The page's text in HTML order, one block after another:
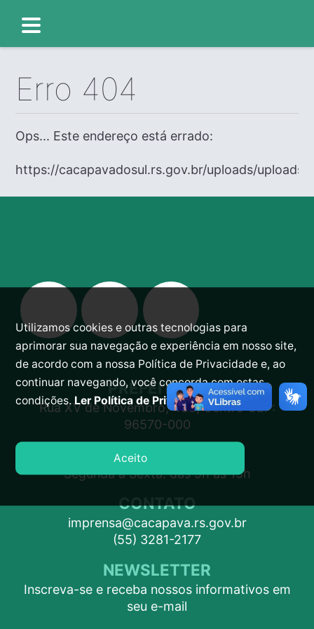
Erro 404
Ops... Este endereço está errado:
https://cacapavadosul.rs.gov.br/uploads/uploads/
PREFEITURA
Rua XV de Novembro, 438, Centro CEP:
96570-000
ATENDIMENTO
Segunda a Sexta: das 9h às 15h
CONTATO
imprensa@cacapava.rs.gov.br
(55) 3281-2177
NEWSLETTER
Inscreva-se e receba nossos informativos em
seu e-mail
Utilizamos cookies e outras tecnologias para
aprimorar sua navegação e experiência em nosso site,
de acordo com a nossa Política de Privacidade e, ao
continuar navegando, você concorda com estas
condições.Ler Política de Privacidade.
Aceito